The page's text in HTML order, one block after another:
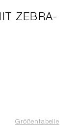
ZEBRA-P
Größentabelle